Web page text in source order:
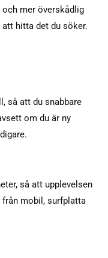
mer överskådlig
hitta det du söker.
så att du snabbare
om du är ny
så att upplevelsen
mobil, surfplatta